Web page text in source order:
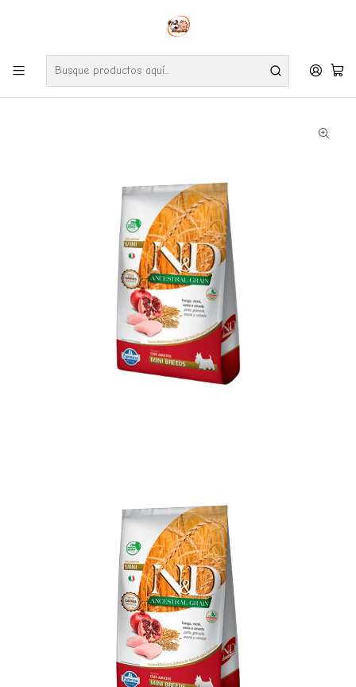
Envíos gratuitos por compras desde $24.990 en la RM (Comunas informadas
Ve nuestras zonas de cobertura diaria.
Inicio Perros Alimentos N&D Ancestral Perro Adulto Mini 10,1 Kg